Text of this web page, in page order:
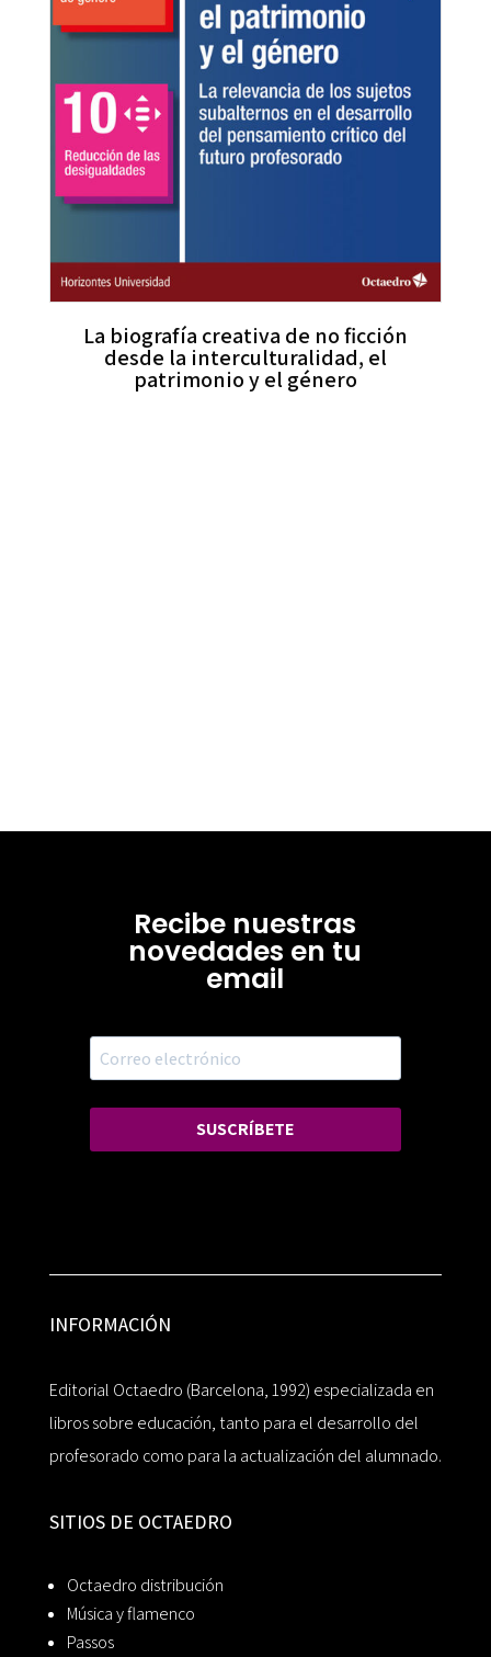
La biografía creativa de no ficción
desde la interculturalidad, el
patrimonio y el género
Recibe nuestras
novedades en tu
email
SUSCRÍBETE
INFORMACIÓN
Editorial Octaedro (Barcelona, 1992) especializada en
libros sobre educación, tanto para el desarrollo del
profesorado como para la actualización del alumnado.
SITIOS DE OCTAEDRO
Octaedro distribución
Música y flamenco
Passos